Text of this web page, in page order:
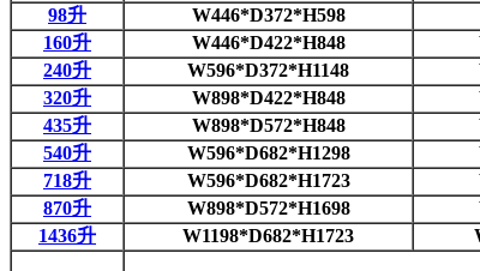
98升
W446*D372*H598
160升
W446*D422*H848
240升
W596*D372*H1148
320升
W898*D422*H848
435升
W898*D572*H848
540升
W596*D682*H1298
718升
W596*D682*H1723
870升
W898*D572*H1698
1436升
W1198*D682*H1723